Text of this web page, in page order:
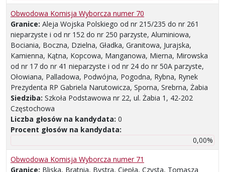
Obwodowa Komisja Wyborcza numer 70
Granice: Aleja Wojska Polskiego od nr 215/235 do nr 261
nieparzyste i od nr 152 do nr 250 parzyste, Aluminiowa,
Bociania, Boczna, Dzielna, Gładka, Granitowa, Jurajska,
Kamienna, Kątna, Kopcowa, Manganowa, Mierna, Mirowska
od nr 17 do nr 41 nieparzyste i od nr 24 do nr 50A parzyste,
Ołowiana, Palladowa, Podwójna, Pogodna, Rybna, Rynek
Prezydenta RP Gabriela Narutowicza, Sporna, Srebrna, Żabia
Siedziba: Szkoła Podstawowa nr 22, ul. Żabia 1, 42-202
Częstochowa
Liczba głosów na kandydata: 0
Procent głosów na kandydata:
0,00%
Obwodowa Komisja Wyborcza numer 71
Granice: Bliska, Bratnia, Bystra, Ciepła, Czysta, Tomasza